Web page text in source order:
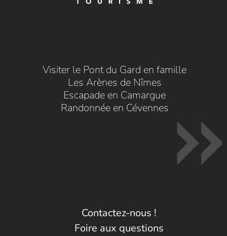
Visiter le Pont du Gard en famille
Les Arènes de Nîmes
Escapade en Camargue
Randonnée en Cévennes
Contactez-nous !
Foire aux questions